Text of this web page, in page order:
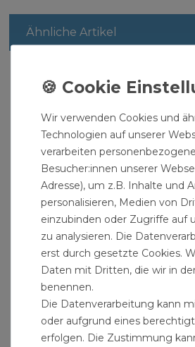
Ähnliche Artikel
Wir verwenden Cookies und
Technologien auf unserer
verarbeiten
Besucher:innen unserer
Adresse), um z.B. Inhalte und
personalisieren, Medien von
einzubinden oder Zugriffe auf
zu analysieren. Die
erst durch gesetzte Cookies.
Daten mit Dritten, die wir in
benennen.
Die Datenverarbeitung kann
oder aufgrund eines
erfolgen. Die Zustimmung